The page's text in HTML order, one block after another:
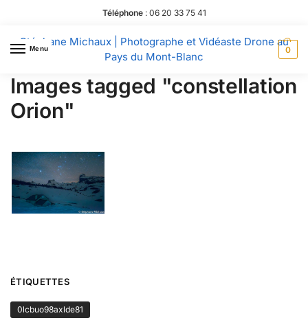
Téléphone: 06 20 33 75 41
Menu
Stéphane Michaux | Photographe et Vidéaste Drone au
Pays du Mont-Blanc
0
Images tagged "constellation
Orion"
ÉTIQUETTES
0lcbuo98axlde81